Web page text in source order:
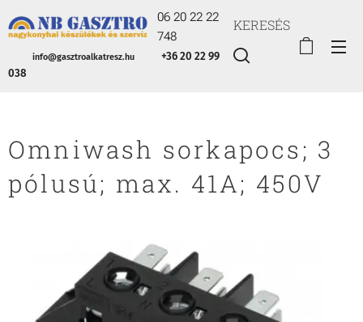
06 20 22 22
748
info@gasztroalkatresz.hu
+36 20 22 99
038
KERESÉS
Omniwash sorkapocs; 3
pólusú; max. 41A; 450V